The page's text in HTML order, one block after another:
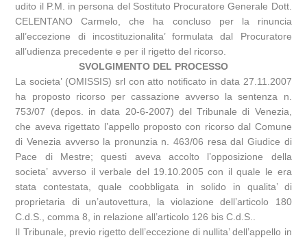
udito il P.M. in persona del Sostituto Procuratore Generale Dott.
CELENTANO Carmelo, che ha concluso per la rinuncia
all’eccezione di incostituzionalita’ formulata dal Procuratore
all’udienza precedente e per il rigetto del ricorso.
SVOLGIMENTO DEL PROCESSO
La societa’ (OMISSIS) srl con atto notificato in data 27.11.2007
ha proposto ricorso per cassazione avverso la sentenza n.
753/07 (depos. in data 20-6-2007) del Tribunale di Venezia,
che aveva rigettato l’appello proposto con ricorso dal Comune
di Venezia avverso la pronunzia n. 463/06 resa dal Giudice di
Pace di Mestre; questi aveva accolto l’opposizione della
societa’ avverso il verbale del 19.10.2005 con il quale le era
stata contestata, quale coobbligata in solido in qualita’ di
proprietaria di un’autovettura, la violazione dell’articolo 180
C.d.S., comma 8, in relazione all’articolo 126 bis C.d.S..
Il Tribunale, previo rigetto dell’eccezione di nullita’ dell’appello in